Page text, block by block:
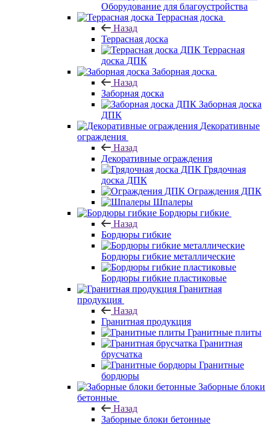
Оборудование для благоустройства
Террасная доска
Назад
Террасная доска
Террасная
доска ДПК
Заборная доска
Назад
Заборная доска
Заборная доска
ДПК
Декоративные
ограждения
Назад
Декоративные ограждения
Грядочная
доска ДПК
Ограждения ДПК
Шпалеры
Бордюры гибкие
Назад
Бордюры гибкие
Бордюры гибкие металлические
Бордюры гибкие пластиковые
Гранитная
продукция
Назад
Гранитная продукция
Гранитные плиты
Гранитная
брусчатка
Гранитные
бордюры
Заборные блоки
бетонные
Назад
Заборные блоки бетонные